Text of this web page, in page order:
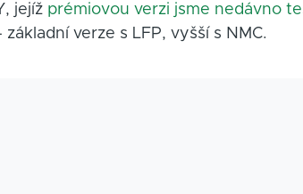
jejíž prémiovou verzi jsme nedávno
verze s LFP, vyšší s NMC.